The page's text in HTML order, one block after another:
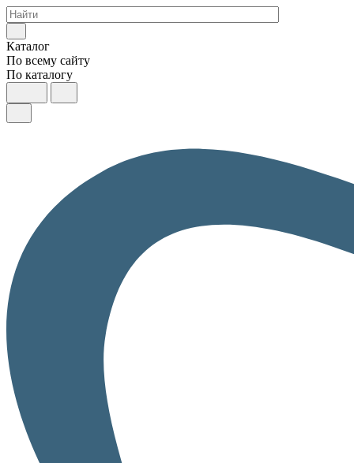
Каталог
По всему сайту
По каталогу